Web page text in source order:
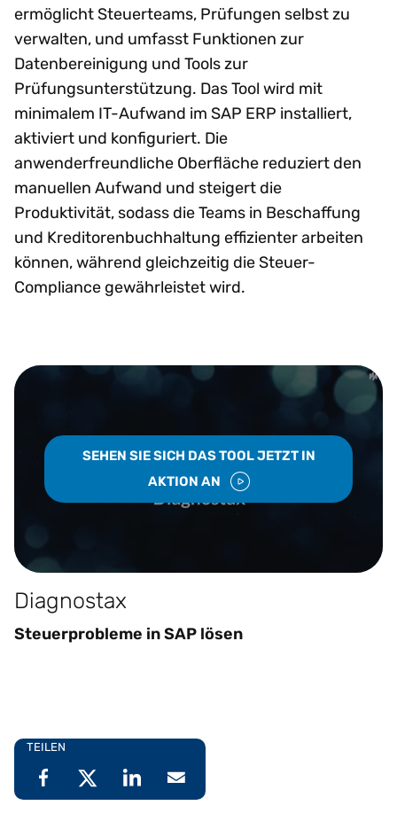
ermöglicht Steuerteams, Prüfungen selbst zu
verwalten, und umfasst Funktionen zur
Datenbereinigung und Tools zur
Prüfungsunterstützung. Das Tool wird mit
minimalem IT-Aufwand im SAP ERP installiert,
aktiviert und konfiguriert. Die
anwenderfreundliche Oberfläche reduziert den
manuellen Aufwand und steigert die
Produktivität, sodass die Teams in Beschaffung
und Kreditorenbuchhaltung effizienter arbeiten
können, während gleichzeitig die Steuer-
Compliance gewährleistet wird.
SEHEN SIE SICH DAS TOOL JETZT IN
AKTION AN
Diagnostax
Steuerprobleme in SAP lösen
TEILEN